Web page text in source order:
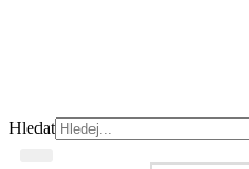
Hledat